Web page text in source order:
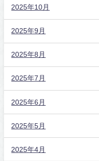
2025年10月
2025年9月
2025年8月
2025年7月
2025年6月
2025年5月
2025年4月